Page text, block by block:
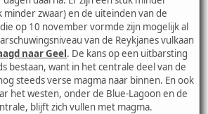
zwaar) en de uiteinden van de
op 10 november vormde zijn mogelijk al
van de Reykjanes vulkaan
naar Geel . De kans op een uitbarsting
bestaan, want in het centrale deel van de
steeds verse magma naar binnen. En ook
het westen, onder de Blue-Lagoon en de
blijft zich vullen met magma.